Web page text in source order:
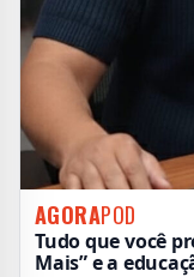
AGORAPOD
Tudo que você
Mais” e a